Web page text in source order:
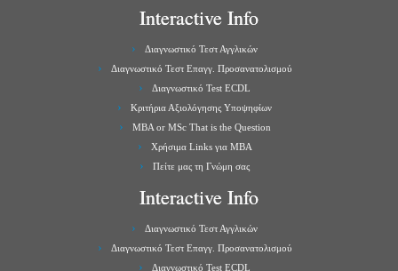
Interactive Info
Διαγνωστικό Τεστ Αγγλικών
Διαγνωστικό Τεστ Επαγγ. Προσανατολισμού
Διαγνωστικό Test ECDL
Κριτήρια Αξιολόγησης Υποψηφίων
MBA or MSc That is the Question
Χρήσιμα Links για ΜBA
Πείτε μας τη Γνώμη σας
Interactive Info
Διαγνωστικό Τεστ Αγγλικών
Διαγνωστικό Τεστ Επαγγ. Προσανατολισμού
Διαγνωστικό Test ECDL